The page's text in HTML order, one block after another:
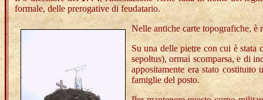
formale, delle prerogative di feudatario.
Nelle antiche carte topografiche,
Su una delle pietre con cui è
sepoltus), ormai scomparsa, e di
appositamente era stato
famiglie del posto.